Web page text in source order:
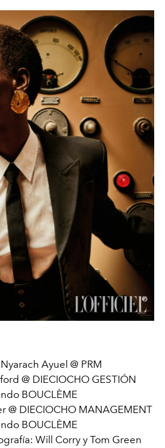
Ayuel @ PRM
@ DIECIOCHO GESTIÓN
BOUCLÈME
@ DIECIOCHO MANAGEMENT
BOUCLÈME
Will Corry y Tom Green